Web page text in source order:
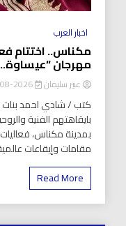
اخبار العرب
مكناس.. اختتام
مهرجان
عبير سليمان 2026-08-01
كتب / شادي احمد بنات
بايقاهتهم الفنية
بمدينة مكناس،
مقامات وإيقاعات
Read More